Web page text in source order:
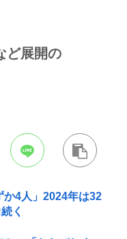
ど展開の
か4人」2024年は32
く